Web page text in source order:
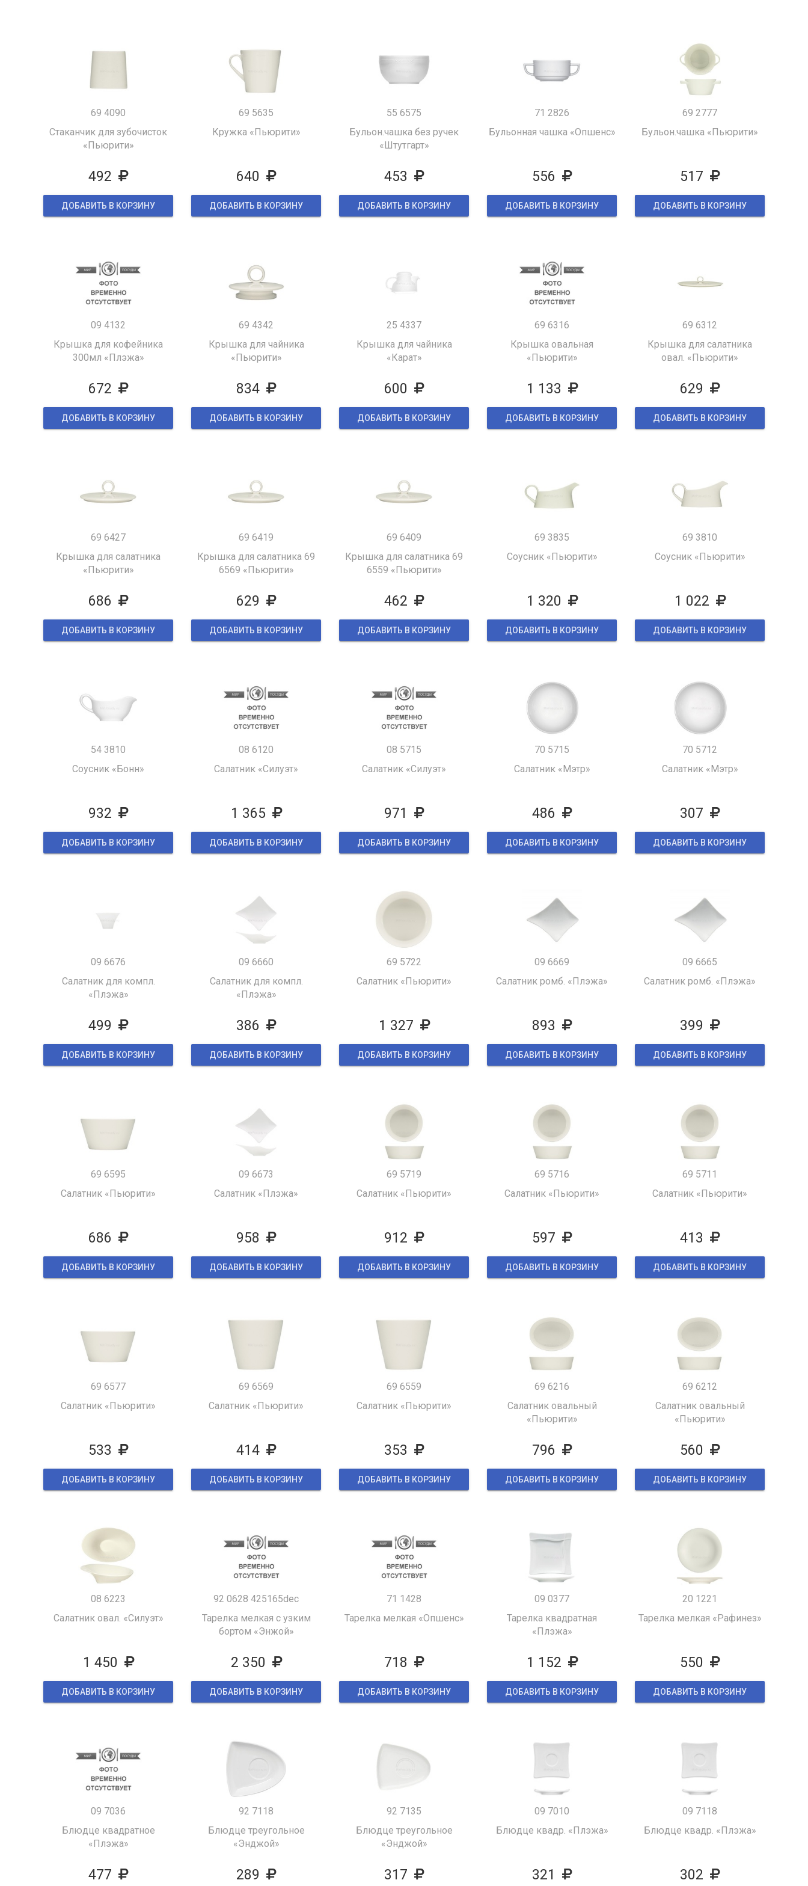
69 4090
Стаканчик для зубочисток
«Пьюрити»
492
ДОБАВИТЬ В КОРЗИНУ
69 5635
Кружка «Пьюрити»
640
ДОБАВИТЬ В КОРЗИНУ
55 6575
Бульон.чашка без ручек
«Штутгарт»
453
ДОБАВИТЬ В КОРЗИНУ
71 2826
Бульонная чашка «Опшенс»
556
ДОБАВИТЬ В КОРЗИНУ
69 2777
Бульон.чашка «Пьюрити»
517
ДОБАВИТЬ В КОРЗИНУ
09 4132
Крышка для кофейника
300мл «Плэжа»
672
ДОБАВИТЬ В КОРЗИНУ
69 4342
Крышка для чайника
«Пьюрити»
834
ДОБАВИТЬ В КОРЗИНУ
25 4337
Крышка для чайника
«Карат»
600
ДОБАВИТЬ В КОРЗИНУ
69 6316
Крышка овальная
«Пьюрити»
1 133
ДОБАВИТЬ В КОРЗИНУ
69 6312
Крышка для салатника
овал. «Пьюрити»
629
ДОБАВИТЬ В КОРЗИНУ
69 6427
Крышка для салатника
«Пьюрити»
686
ДОБАВИТЬ В КОРЗИНУ
69 6419
Крышка для салатника 69
6569 «Пьюрити»
629
ДОБАВИТЬ В КОРЗИНУ
69 6409
Крышка для салатника 69
6559 «Пьюрити»
462
ДОБАВИТЬ В КОРЗИНУ
69 3835
Соусник «Пьюрити»
1 320
ДОБАВИТЬ В КОРЗИНУ
69 3810
Соусник «Пьюрити»
1 022
ДОБАВИТЬ В КОРЗИНУ
54 3810
Соусник «Бонн»
932
ДОБАВИТЬ В КОРЗИНУ
08 6120
Салатник «Силуэт»
1 365
ДОБАВИТЬ В КОРЗИНУ
08 5715
Салатник «Силуэт»
971
ДОБАВИТЬ В КОРЗИНУ
70 5715
Салатник «Мэтр»
486
ДОБАВИТЬ В КОРЗИНУ
70 5712
Салатник «Мэтр»
307
ДОБАВИТЬ В КОРЗИНУ
09 6676
Салатник для компл.
«Плэжа»
499
ДОБАВИТЬ В КОРЗИНУ
09 6660
Салатник для компл.
«Плэжа»
386
ДОБАВИТЬ В КОРЗИНУ
69 5722
Салатник «Пьюрити»
1 327
ДОБАВИТЬ В КОРЗИНУ
09 6669
Салатник ромб. «Плэжа»
893
ДОБАВИТЬ В КОРЗИНУ
09 6665
Салатник ромб. «Плэжа»
399
ДОБАВИТЬ В КОРЗИНУ
69 6595
Салатник «Пьюрити»
686
ДОБАВИТЬ В КОРЗИНУ
09 6673
Салатник «Плэжа»
958
ДОБАВИТЬ В КОРЗИНУ
69 5719
Салатник «Пьюрити»
912
ДОБАВИТЬ В КОРЗИНУ
69 5716
Салатник «Пьюрити»
597
ДОБАВИТЬ В КОРЗИНУ
69 5711
Салатник «Пьюрити»
413
ДОБАВИТЬ В КОРЗИНУ
69 6577
Салатник «Пьюрити»
533
ДОБАВИТЬ В КОРЗИНУ
69 6569
Салатник «Пьюрити»
414
ДОБАВИТЬ В КОРЗИНУ
69 6559
Салатник «Пьюрити»
353
ДОБАВИТЬ В КОРЗИНУ
69 6216
Салатник овальный
«Пьюрити»
796
ДОБАВИТЬ В КОРЗИНУ
69 6212
Салатник овальный
«Пьюрити»
560
ДОБАВИТЬ В КОРЗИНУ
08 6223
Салатник овал. «Силуэт»
1 450
ДОБАВИТЬ В КОРЗИНУ
92 0628 425165dec
Тарелка мелкая с узким
бортом «Энжой»
2 350
ДОБАВИТЬ В КОРЗИНУ
71 1428
Тарелка мелкая «Опшенс»
718
ДОБАВИТЬ В КОРЗИНУ
09 0377
Тарелка квадратная
«Плэжа»
1 152
ДОБАВИТЬ В КОРЗИНУ
20 1221
Тарелка мелкая «Рафинез»
550
ДОБАВИТЬ В КОРЗИНУ
09 7036
Блюдце квадратное
«Плэжа»
477
92 7118
Блюдце треугольное
«Энджой»
289
92 7135
Блюдце треугольное
«Энджой»
317
09 7010
Блюдце квадр. «Плэжа»
321
09 7118
Блюдце квадр. «Плэжа»
302